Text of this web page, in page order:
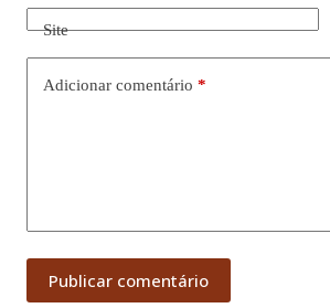
Site
Adicionar comentário *
Publicar comentário